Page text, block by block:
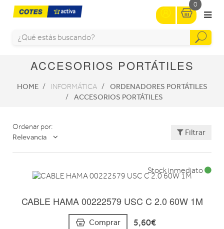
0
ACCESORIOS PORTÁTILES
HOME INFORMÁTICA
ORDENADORES PORTÁTILES
ACCESORIOS PORTÁTILES
Ordenar por:
Relevancia
Filtrar
CABLE HAMA 00222579 USC C 2.0 60W 1M
Comprar 5,60€
Stock inmediato